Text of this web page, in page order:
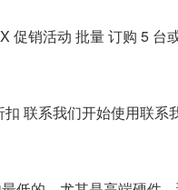
促销活动 批量 订购 5 台
联系我们开始使用联系